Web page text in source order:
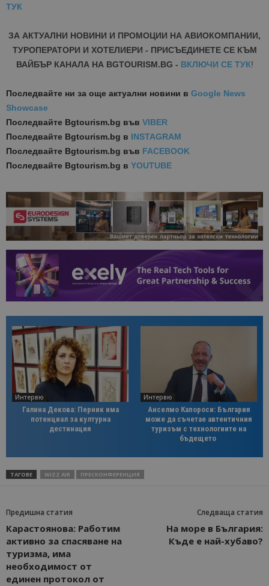
ТУК
ЗА АКТУАЛНИ НОВИНИ И ПРОМОЦИИ НА АВИОКОМПАНИИ,
ТУРОПЕРАТОРИ И ХОТЕЛИЕРИ - ПРИСЪЕДИНЕТЕ СЕ КЪМ
ВАЙБЪР КАНАЛА НА BGTOURISM.BG - ВКЛЮЧИ СЕ ТУК!
Последвайте ни за още актуални новини в Google News
Showcase
Последвайте Bgtourism.bg във VIBER
Последвайте Bgtourism.bg в INSTAGRAM
Последвайте Bgtourism.bg във FACEBOOK
Последвайте Bgtourism.bg в YOUTUBE
Интервю
Галина Декова: Перник има
потенциал за културна
дестинация
Интервю
Анселмо Капороси: България
може да съчетае автентичния
туризъм с технологиите на
бъдещето
ТАГОВЕ WIZZ AIR ПРЕСКОНФЕРЕНЦИЯ
Предишна статия
Карастоянова: Работим
активно за спасяване на
туризма, има
необходимост от
единен протокол от
Следваща статия
На море в България:
Къде е най-хубаво?